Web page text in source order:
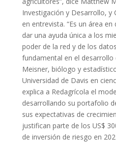
Investigación y Desarrollo, y
en entrevista. “Es un área
dar una ayuda única a los
poder de la red y de los
fundamental en el desarrollo
Meisner, biólogo y
Universidad de Davis en
explica a Redagrícola el
desarrollando su portafolio
sus expectativas de
justifican parte de los US$
de inversión de riesgo en